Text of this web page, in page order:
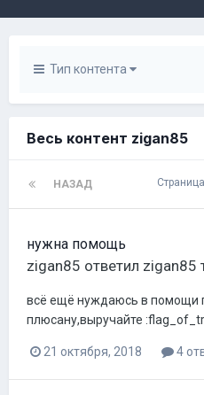
Тип контента
Весь контент zigan85
НАЗАД
нужна помощь
zigan85 ответил zigan85
всё ещё нуждаюсь в помощи
плюсану,выручайте
21 октября, 2018 4